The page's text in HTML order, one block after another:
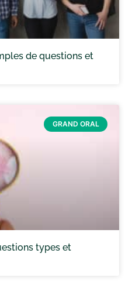
de questions et
GRAND ORAL
types et